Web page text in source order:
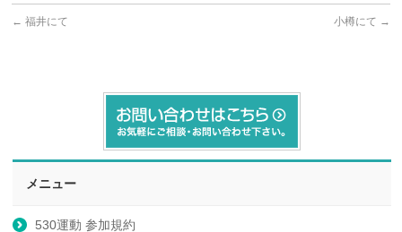
← 福井にて 小樽にて →
メニュー
530運動 参加規約